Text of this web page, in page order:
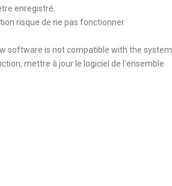
enregistré.
risque de ne pas fonctionner
software is not compatible with the system.
mettre à jour le logiciel de l'ensemble